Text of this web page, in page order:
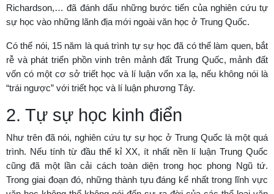
Richardson,… đã đánh dấu những bước tiến của nghiên cứu tự
sự học vào những lãnh địa mới ngoài văn học ở Trung Quốc.
Có thể nói, 15 năm là quá trình tự sự học đã có thể làm quen, bắt
rễ và phát triển phồn vinh trên mảnh đất Trung Quốc, mảnh đất
vốn có một cơ sở triết học và lí luận vốn xa lạ, nếu không nói là
“trái ngược” với triết học và lí luận phương Tây.
2. Tự sự học kinh điển
Như trên đã nói, nghiên cứu tự sự học ở Trung Quốc là một quá
trình. Nếu tính từ đầu thế kỉ XX, ít nhất nền lí luận Trung Quốc
cũng đã một lần cải cách toàn diện trong học phong Ngũ tứ.
Trong giai đoạn đó, những thành tựu đáng kể nhất trong lĩnh vực